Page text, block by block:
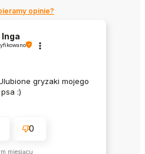
opinie?
Inga
gryzaki mojego
psa :)
0
miesiącu